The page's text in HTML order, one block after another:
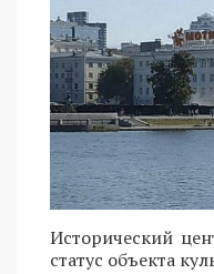
Исторический
статус объекта